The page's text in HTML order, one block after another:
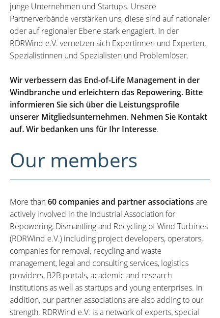
junge Unternehmen und Startups. Unsere
Partnerverbände verstärken uns, diese sind auf nationaler
oder auf regionaler Ebene stark engagiert. In der
RDRWind e.V. vernetzen sich Expertinnen und Experten,
Spezialistinnen und Spezialisten und Problemlöser.
Wir verbessern das End-of-Life Management in der
Windbranche und erleichtern das Repowering. Bitte
informieren Sie sich über die Leistungsprofile
unserer Mitgliedsunternehmen. Nehmen Sie Kontakt
auf. Wir bedanken uns für Ihr Interesse.
Our members
More than60 companies and partner associations are
actively involved in the Industrial Association for
Repowering, Dismantling and Recycling of Wind Turbines
(RDRWind e.V.) including project developers, operators,
companies for removal, recycling and waste
management, legal and consulting services, logistics
providers, B2B portals, academic and research
institutions as well as startups and young enterprises. In
addition, our partner associations are also adding to our
strength. RDRWind e.V. is a network of experts, special